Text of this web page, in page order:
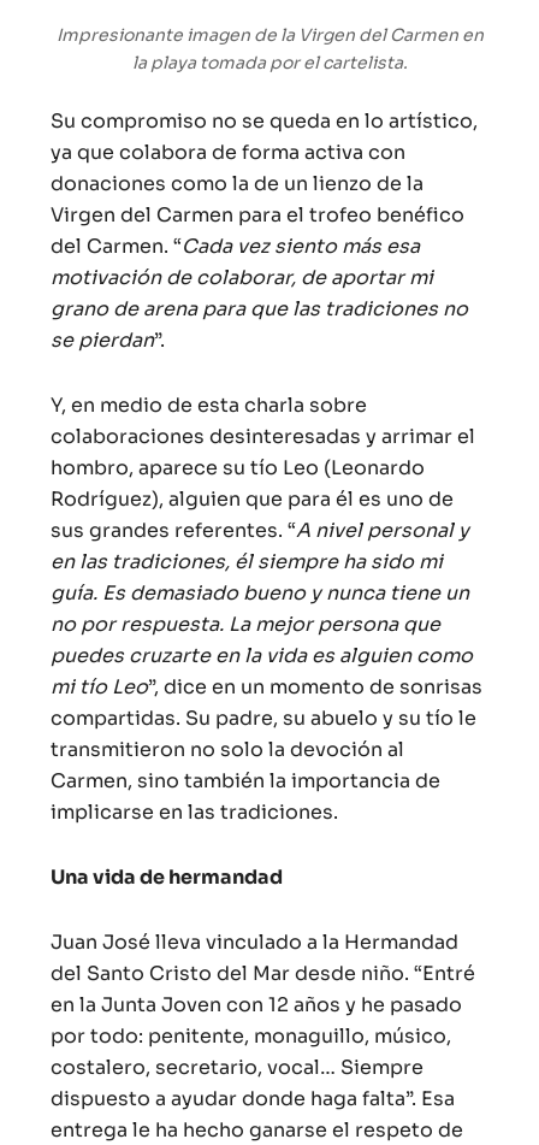
Impresionante imagen de la Virgen del Carmen en
la playa tomada por el cartelista.
Su compromiso no se queda en lo artístico,
ya que colabora de forma activa con
donaciones como la de un lienzo de la
Virgen del Carmen para el trofeo benéfico
del Carmen. “Cada vez siento más esa
motivación de colaborar, de aportar mi
grano de arena para que las tradiciones no
se pierdan”.
Y, en medio de esta charla sobre
colaboraciones desinteresadas y arrimar el
hombro, aparece su tío Leo (Leonardo
Rodríguez), alguien que para él es uno de
sus grandes referentes. “A nivel personal y
en las tradiciones, él siempre ha sido mi
guía. Es demasiado bueno y nunca tiene un
no por respuesta. La mejor persona que
puedes cruzarte en la vida es alguien como
mi tío Leo”, dice en un momento de sonrisas
compartidas. Su padre, su abuelo y su tío le
transmitieron no solo la devoción al
Carmen, sino también la importancia de
implicarse en las tradiciones.
Una vida de hermandad
Juan José lleva vinculado a la Hermandad
del Santo Cristo del Mar desde niño. “Entré
en la Junta Joven con 12 años y he pasado
por todo: penitente, monaguillo, músico,
costalero, secretario, vocal… Siempre
dispuesto a ayudar donde haga falta”. Esa
entrega le ha hecho ganarse el respeto de